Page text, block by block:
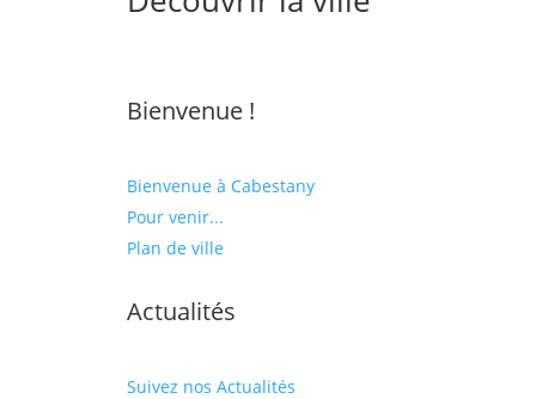
Bienvenue !
Bienvenue à Cabestany
Pour venir...
Plan de ville
Actualités
Suivez nos Actualités